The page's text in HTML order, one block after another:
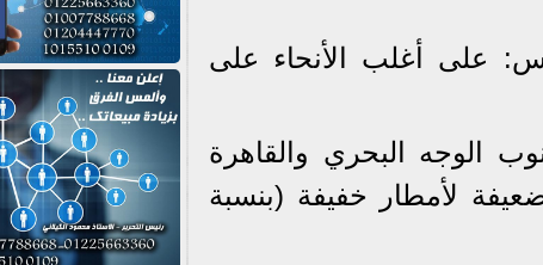
تتراوح سرعتها من (30 إلى 35) كم/س: ​على أغلب الأنحاء على
البحري والقاهرة
لأمطار خفيفة (بنسبة